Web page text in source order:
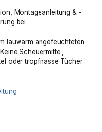
Montageanleitung & -
bei
lauwarm angefeuchteten
Scheuermittel,
oder tropfnasse Tücher